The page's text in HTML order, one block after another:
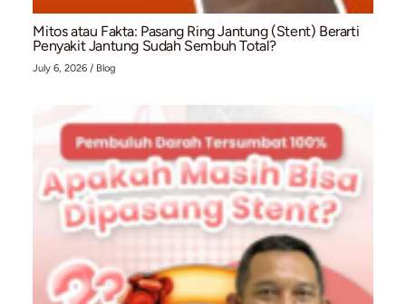
Memahami Pemeriksaan EKG: Prosedur,
Waktu yang Tepat untuk Melakukannya
July 10, 2026 Blog